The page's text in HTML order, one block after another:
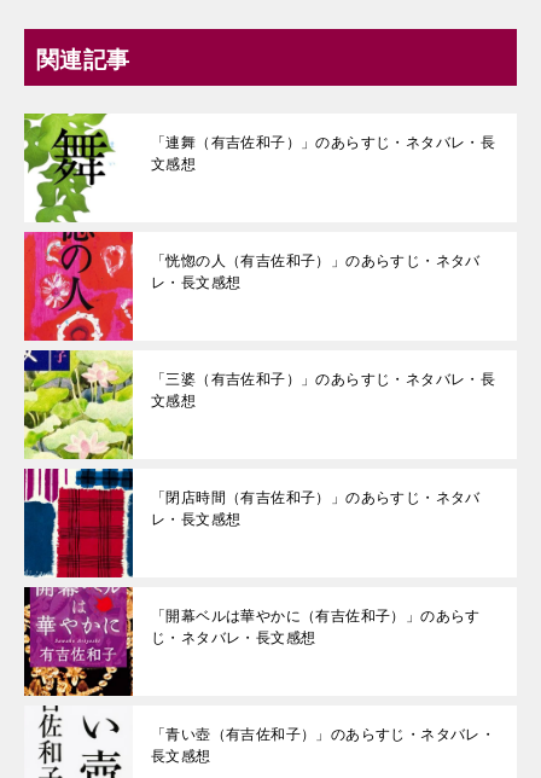
関連記事
「連舞（有吉佐和子）」のあらすじ・ネタバレ・長
文感想
「恍惚の人（有吉佐和子）」のあらすじ・ネタバ
レ・長文感想
「三婆（有吉佐和子）」のあらすじ・ネタバレ・長
文感想
「閉店時間（有吉佐和子）」のあらすじ・ネタバ
レ・長文感想
「開幕ベルは華やかに（有吉佐和子）」のあらす
じ・ネタバレ・長文感想
「青い壺（有吉佐和子）」のあらすじ・ネタバレ・
長文感想